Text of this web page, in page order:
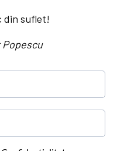
din suflet!